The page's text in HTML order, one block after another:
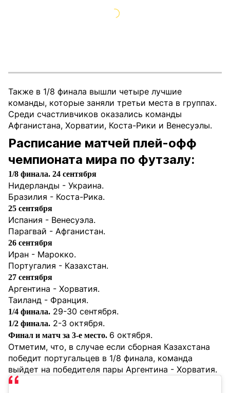
Также в 1/8 финала вышли четыре лучшие
команды, которые заняли третьи места в группах.
Среди счастливчиков оказались команды
Афганистана, Хорватии, Коста-Рики и Венесуэлы.
Расписание матчей плей-офф
чемпионата мира по футзалу:
1/8 финала. 24 сентября
Нидерланды - Украина.
Бразилия - Коста-Рика.
25 сентября
Испания - Венесуэла.
Парагвай - Афганистан.
26 сентября
Иран - Марокко.
Португалия - Казахстан.
27 сентября
Аргентина - Хорватия.
Таиланд - Франция.
1/4 финала. 29-30 сентября.
1/2 финала. 2-3 октября.
Финал и матч за 3-е место. 6 октября.
Отметим, что, в случае если сборная Казахстана
победит португальцев в 1/8 финала, команда
выйдет на победителя пары Аргентина - Хорватия.